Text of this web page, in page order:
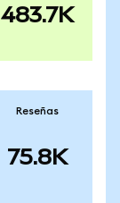
483.7K
Reseñas
75.8K